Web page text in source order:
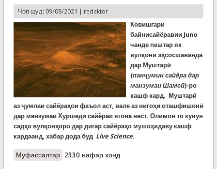
Чоп шуд: 09/08/2021 | redaktor
Ковишгари
байнисайёравии Juno
чанде пештар як
вулқони эҳсосшаванда
дар Муштарӣ
(панҷумин сайёра дар
манзумаи Шамсӣ)-ро
кашф кард. Муштарӣ
аз ҷумлаи сайёраҳои фаъол аст, вале аз нигоҳи оташфишонӣ
дар манзумаи Хуршедӣ сайёраи ягона нест. Олимон то кунун
садҳо вулқонҳоро дар дигар сайёраҳо мушоҳидаву кашф
кардаанд, хабар дода буд Live Science.
Муфассалтаро Вулканҳои манзумаи Хуршедӣ. Онҳо аз
2330 нафар хонд